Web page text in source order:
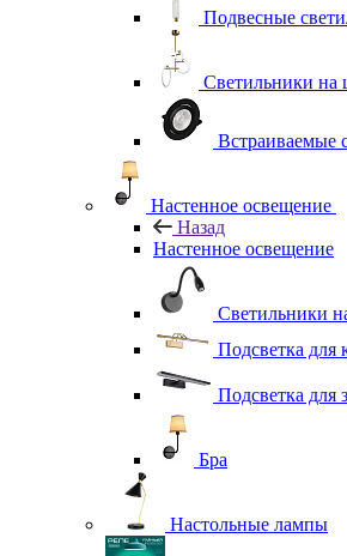
Подвесные
Светильники на
Встраиваемые
Настенное освещение
Назад
Настенное освещение
Светильники
Подсветка для
Подсветка для
Бра
Настольные лампы